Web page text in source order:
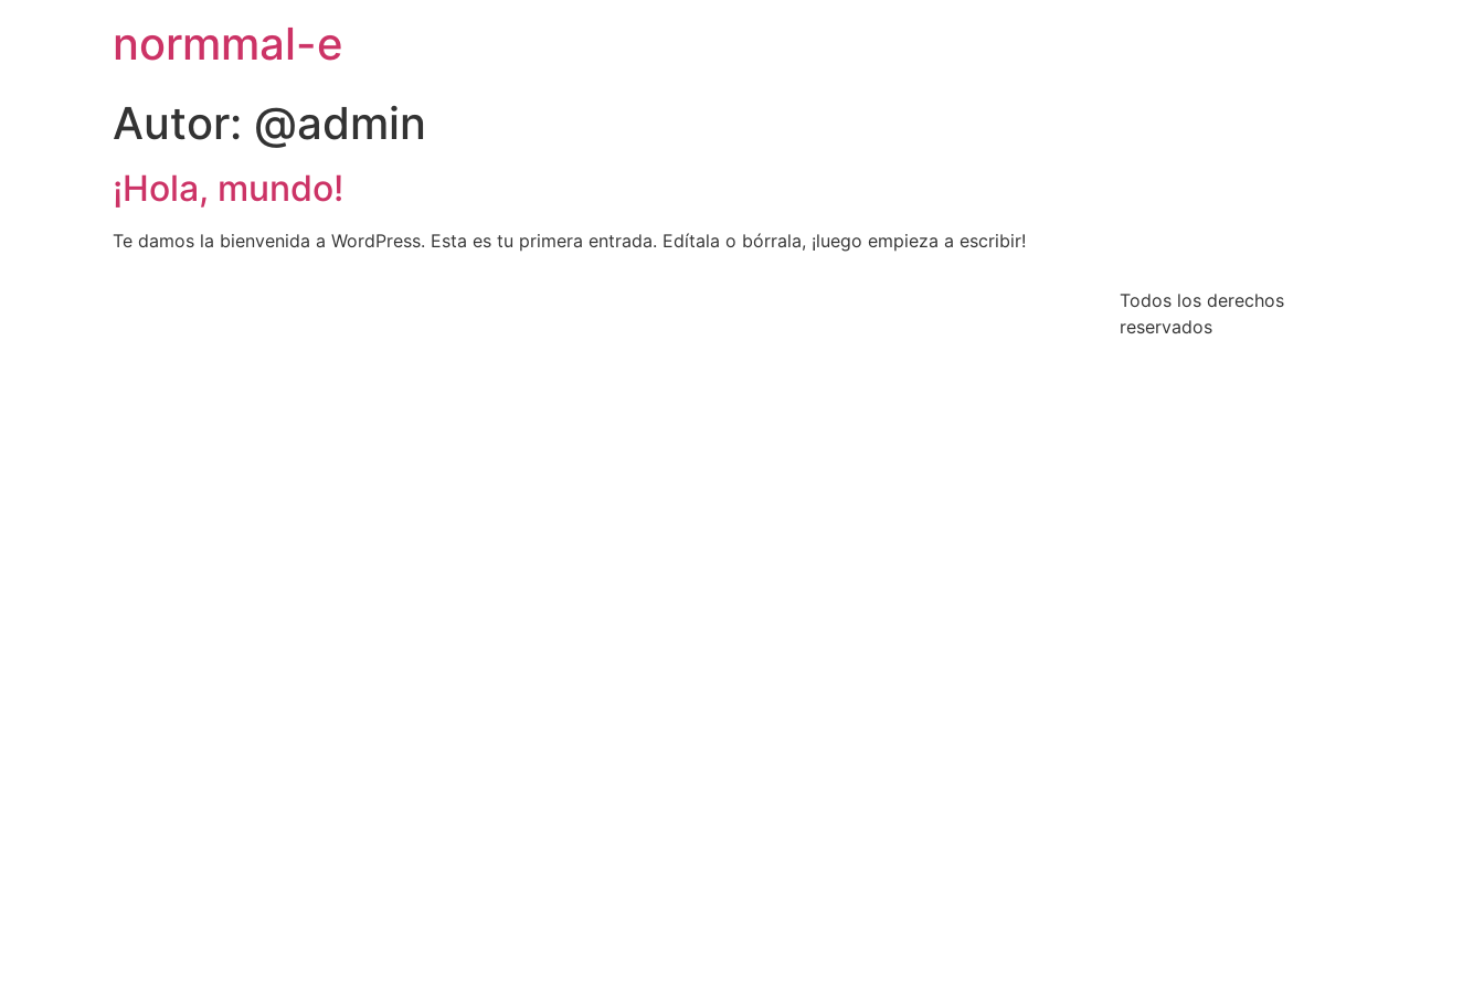
normmal-e
Autor: @admin
¡Hola, mundo!
Te damos la bienvenida a WordPress. Esta es tu primera entrada. Edítala o bórrala, ¡luego empieza a escribir!
Todos los derechos
reservados